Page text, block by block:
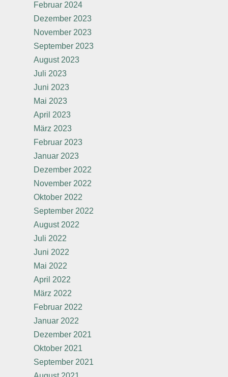
Februar 2024
Dezember 2023
November 2023
September 2023
August 2023
Juli 2023
Juni 2023
Mai 2023
April 2023
März 2023
Februar 2023
Januar 2023
Dezember 2022
November 2022
Oktober 2022
September 2022
August 2022
Juli 2022
Juni 2022
Mai 2022
April 2022
März 2022
Februar 2022
Januar 2022
Dezember 2021
Oktober 2021
September 2021